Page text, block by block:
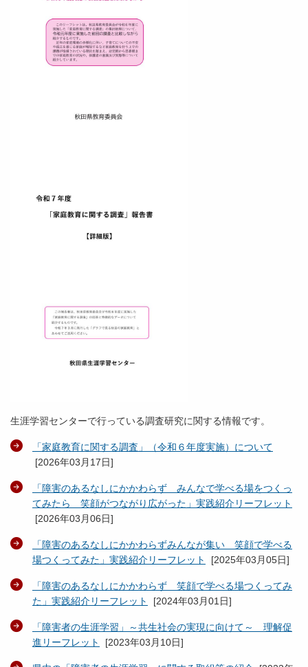
生涯学習センターで行っている調査研究に関する情報です。
「家庭教育に関する調査」（令和６年度実施）について
[2026年03月17日]
「障害のあるなしにかかわらず みんなで学べる場をつくっ
てみたら 笑顔がつながり広がった」実践紹介リーフレット
[2026年03月06日]
「障害のあるなしにかかわらずみんなが集い 笑顔で学べる
場つくってみた」実践紹介リーフレット
[2025年03月05日]
「障害のあるなしにかかわらず 笑顔で学べる場つくってみ
た」実践紹介リーフレット
[2024年03月01日]
「障害者の生涯学習」～共生社会の実現に向けて～ 理解促
進リーフレット
[2023年03月10日]